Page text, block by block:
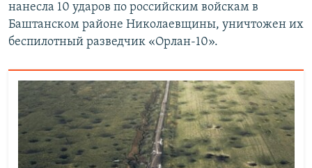
нанесла 10 ударов по российским войскам в
Баштанском районе Николаевщины, уничтожен их
беспилотный разведчик «Орлан-10».